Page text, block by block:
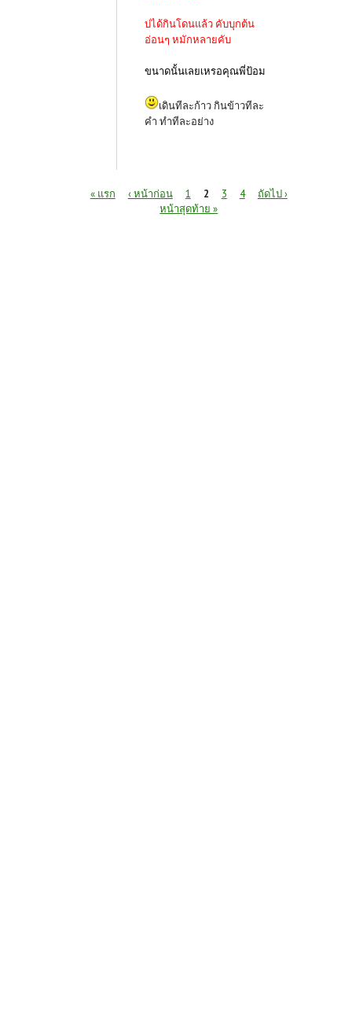
บ่ได้กินโดนแล้ว คับบุกต้น
อ่อนๆ หมักหลายคับ
ขนาดนั้นเลยเหรอคุณพี่ป้อม
เดินทีละก้าว กินข้าวทีละ
คำ ทำทีละอย่าง
« แรก ‹ หน้าก่อน 1 2 3 4
ถัดไป ›
หน้าสุดท้าย »